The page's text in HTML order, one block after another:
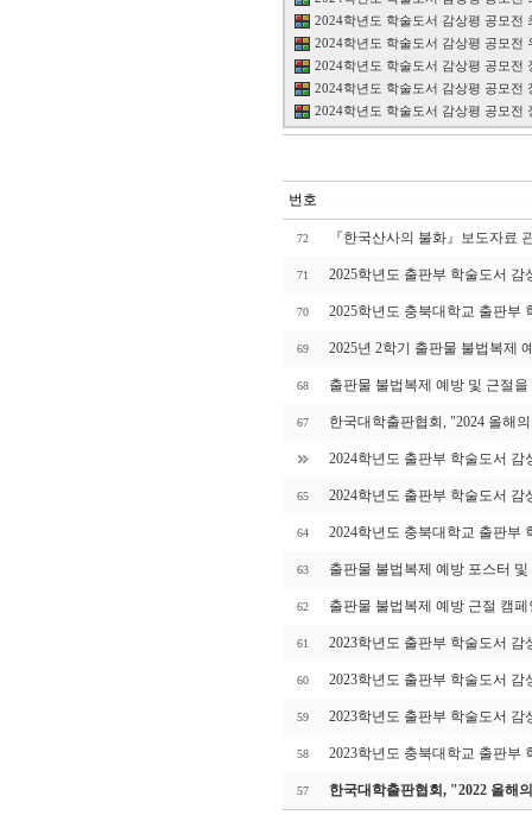
2024학년도 학술도서 감상평 공모
2024학년도 학술도서 감상평 공모전
2024학년도 학술도서 감상평 공모
2024학년도 학술도서 감상평 공모
2024학년도 학술도서 감상평 공모
번호
72 『한국산사의 불화』보도자료
71 2025학년도 출판부 학술도서 감
70 2025학년도 충북대학교 출판부
69 2025년 2학기 출판물 불법복제
68 출판물 불법복제 예방 및 근절
67 한국대학출판협회, "2024 올해
2024학년도 출판부 학술도서 감
65 2024학년도 출판부 학술도서 감
64 2024학년도 충북대학교 출판부
63 출판물 불법복제 예방 포스터
62 출판물 불법복제 예방 근절 캠페
61 2023학년도 출판부 학술도서
60 2023학년도 출판부 학술도서
59 2023학년도 출판부 학술도서 감
58 2023학년도 충북대학교 출판부
57 한국대학출판협회, "2022 올해